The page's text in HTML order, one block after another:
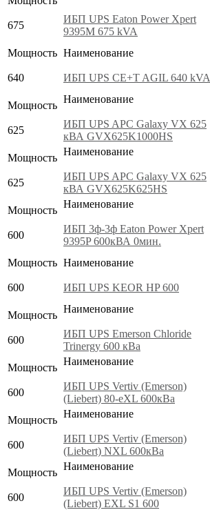
675
ИБП UPS Eaton Power Xpert
9395M 675 kVA
Мощность
640
Наименование
ИБП UPS CE+T AGIL 640 kVA
Мощность
625
Наименование
ИБП UPS APC Galaxy VX 625
кВА GVX625K1000HS
Мощность
625
Наименование
ИБП UPS APC Galaxy VX 625
кВА GVX625K625HS
Мощность
600
Наименование
ИБП 3ф-3ф Eaton Power Xpert
9395P 600кВА 0мин.
Мощность
600
Наименование
ИБП UPS KEOR HP 600
Мощность
600
Наименование
ИБП UPS Emerson Chloride
Trinergy 600 кВа
Мощность
600
Наименование
ИБП UPS Vertiv (Emerson)
(Liebert) 80-eXL 600кВа
Мощность
600
Наименование
ИБП UPS Vertiv (Emerson)
(Liebert) NXL 600кВа
Мощность
600
Наименование
ИБП UPS Vertiv (Emerson)
(Liebert) EXL S1 600